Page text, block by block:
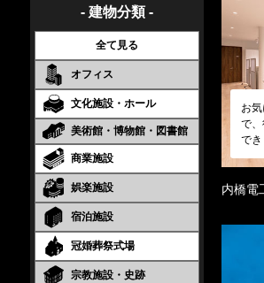
- 建物分類 -
全て見る
オフィス
文化施設・ホール
美術館・博物館・図書館
商業施設
娯楽施設
宿泊施設
冠婚葬祭式場
宗教施設・史跡
お
で
で
内橋電